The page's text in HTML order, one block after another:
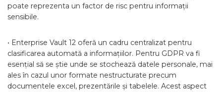
poate reprezenta un factor de risc pentru informații
sensibile.
• Enterprise Vault 12 oferă un cadru centralizat pentru
clasificarea automată a informațiilor. Pentru GDPR va fi
esențial să se știe unde se stochează datele personale, mai
ales în cazul unor formate nestructurate precum
documentele excel, prezentările și tabelele. Acest aspect